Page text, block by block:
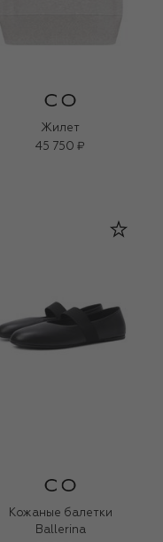
Жилет
45 750 ₽
Кожаные балетки
Ballerina